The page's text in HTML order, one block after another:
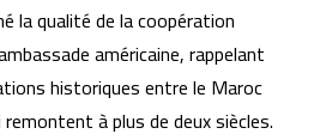
la qualité de la coopération
américaine, rappelant
historiques entre le Maroc
à plus de deux siècles.